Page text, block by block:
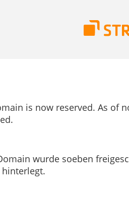
is now reserved. As of
wurde soeben